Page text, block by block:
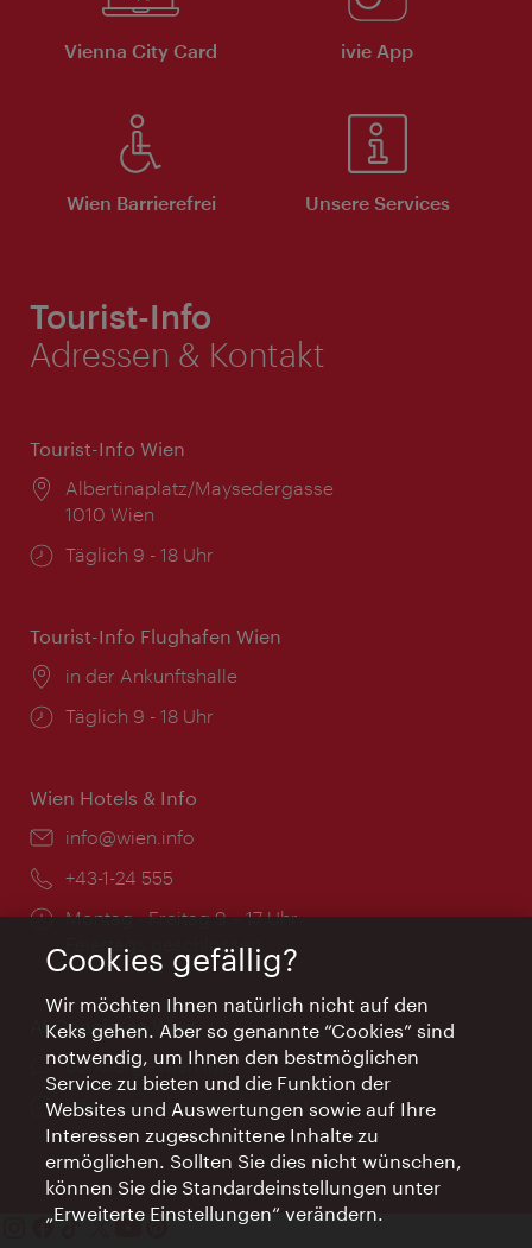
Vienna City Card ivie App
Wien Barrierefrei Unsere Services
Tourist-Info
Adressen & Kontakt
Tourist-Info Wien
Ort:
Albertinaplatz/Maysedergasse
1010 Wien
Öffnungszeiten:
Täglich 9 - 18 Uhr
Tourist-Info Flughafen Wien
Ort:
in der Ankunftshalle
Öffnungszeiten:
Täglich 9 - 18 Uhr
Wien Hotels & Info
Email:
info@wien.info
Telefon:
+43-1-24 555
Öffnungszeiten:
Montag - Freitag 9 – 17 Uhr
Feiertags geschlossen
AI Concierge Wien
Ort:
concierge.wien.info
Öffnungszeiten:
Informationen rund um die Uhr
Cookies gefällig?
Wir möchten Ihnen natürlich nicht auf den
Keks gehen. Aber so genannte “Cookies” sind
notwendig, um Ihnen den bestmöglichen
Service zu bieten und die Funktion der
Websites und Auswertungen sowie auf Ihre
Interessen zugeschnittene Inhalte zu
ermöglichen. Sollten Sie dies nicht wünschen,
können Sie die Standardeinstellungen unter
„Erweiterte Einstellungen“ verändern.